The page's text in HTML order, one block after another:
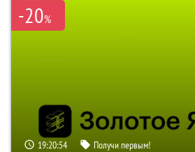
-20%
19:20:53 Получи первым!